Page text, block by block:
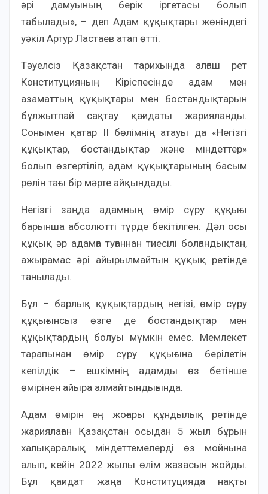
әрі дамуының берік іргетасы болып
табылады», – деп Адам құқықтары жөніндегі
уәкіл Артур Ластаев атап өтті.
Тәуелсіз Қазақстан тарихында алғаш рет
Конституцияның Кіріспесінде адам мен
азаматтың құқықтары мен бостандықтарын
бұлжытпай сақтау қағидаты жарияланды.
Сонымен қатар II бөлімнің атауы да «Негізгі
құқықтар, бостандықтар және міндеттер»
болып өзгертіліп, адам құқықтарының басым
рөлін тағы бір мәрте айқындады.
Негізгі заңда адамның өмір сүру құқығы
барынша абсолютті түрде бекітілген. Дәл осы
құқық әр адамға туғаннан тиесілі болғандықтан,
ажырамас әрі айырылмайтын құқық ретінде
танылады.
Бұл – барлық құқықтардың негізі, өмір сүру
құқығынсыз өзге де бостандықтар мен
құқықтардың болуы мүмкін емес. Мемлекет
тарапынан өмір сүру құқығына берілетін
кепілдік – ешкімнің адамды өз бетінше
өмірінен айыра алмайтындығында.
Адам өмірін ең жоғары құндылық ретінде
жариялаған Қазақстан осыдан 5 жыл бұрын
халықаралық міндеттемелерді өз мойнына
алып, кейін 2022 жылы өлім жазасын жойды.
Бұл қағидат жаңа Конституцияда нақты